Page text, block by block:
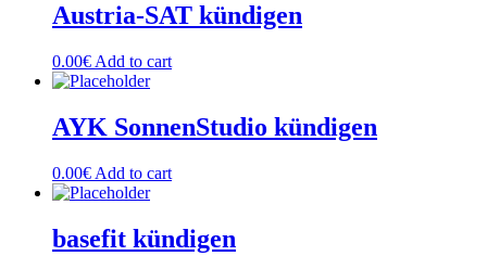
Austria-SAT kündigen
0.00€ Add to cart
AYK SonnenStudio kündigen
0.00€ Add to cart
basefit kündigen